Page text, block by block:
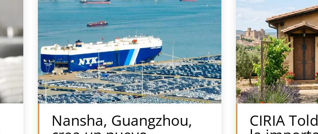
Nansha, Guangzhou, CIRIA